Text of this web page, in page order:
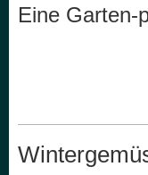
Eine Garten-